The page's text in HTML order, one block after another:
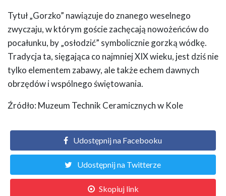
Tytuł „Gorzko” nawiązuje do znanego weselnego
zwyczaju, w którym goście zachęcają nowożeńców do
pocałunku, by „osłodzić” symbolicznie gorzką wódkę.
Tradycja ta, sięgająca co najmniej XIX wieku, jest dziś nie
tylko elementem zabawy, ale także echem dawnych
obrzędów i wspólnego świętowania.
Źródło: Muzeum Technik Ceramicznych w Kole
Udostępnij na Facebooku
Udostępnij na Twitterze
Skopiuj link